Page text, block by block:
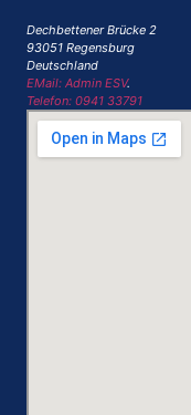
Dechbettener Brücke 2
93051 Regensburg
Deutschland
EMail: Admin ESV.
Telefon: 0941 33791